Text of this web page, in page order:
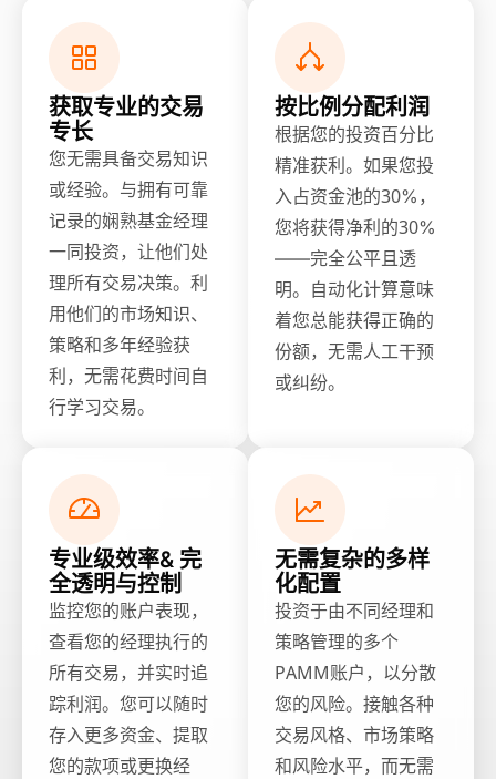
获取专业的交易
专长
您无需具备交易知识
或经验。与拥有可靠
记录的娴熟基金经理
一同投资，让他们处
理所有交易决策。利
用他们的市场知识、
策略和多年经验获
利，无需花费时间自
行学习交易。
按比例分配利润
根据您的投资百分比
精准获利。如果您投
入占资金池的30%，
您将获得净利的30%
——完全公平且透
明。自动化计算意味
着您总能获得正确的
份额，无需人工干预
或纠纷。
专业级效率& 完
全透明与控制
监控您的账户表现，
查看您的经理执行的
所有交易，并实时追
踪利润。您可以随时
存入更多资金、提取
您的款项或更换经
无需复杂的多样
化配置
投资于由不同经理和
策略管理的多个
PAMM账户，以分散
您的风险。接触各种
交易风格、市场策略
和风险水平，而无需